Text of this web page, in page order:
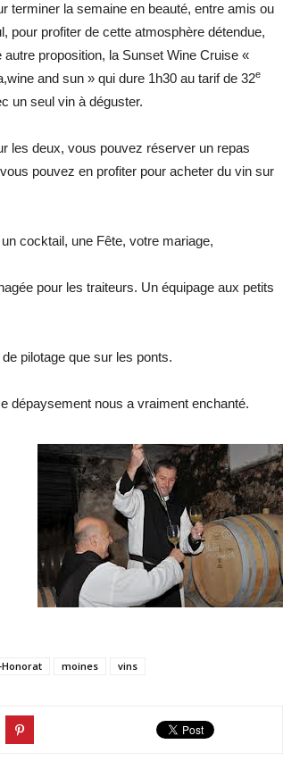
terminer la semaine en beauté, entre amis ou
pour profiter de cette atmosphère détendue,
autre proposition, la Sunset Wine Cruise «
and sun » qui dure 1h30 au tarif de 32e
un seul vin à déguster.
les deux, vous pouvez réserver un repas
pouvez en profiter pour acheter du vin sur
cocktail, une Fête, votre mariage,
pour les traiteurs. Un équipage aux petits
pilotage que sur les ponts.
dépaysement nous a vraiment enchanté.
moines vins